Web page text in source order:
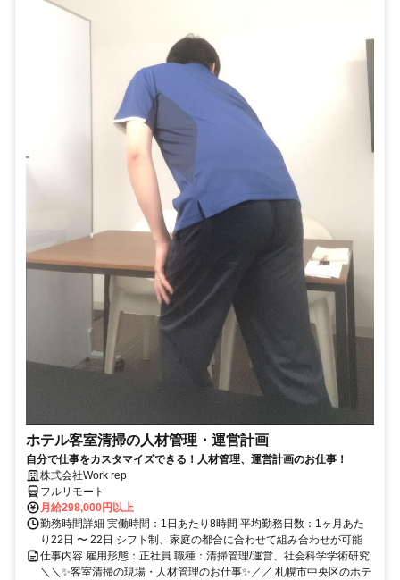
ホテル客室清掃の人材管理・運営計画
自分で仕事をカスタマイズできる！人材管理、運営計画のお仕事！
株式会社Work rep
フルリモート
月給298,000円以上
勤務時間詳細 実働時間：1日あたり8時間 平均勤務日数：1ヶ月あた
り22日 〜 22日 シフト制、家庭の都合に合わせて組み合わせが可能
仕事内容 雇用形態：正社員 職種：清掃管理/運営、社会科学学術研究
＼＼✨客室清掃の現場・人材管理のお仕事✨／／ 札幌市中央区のホテ